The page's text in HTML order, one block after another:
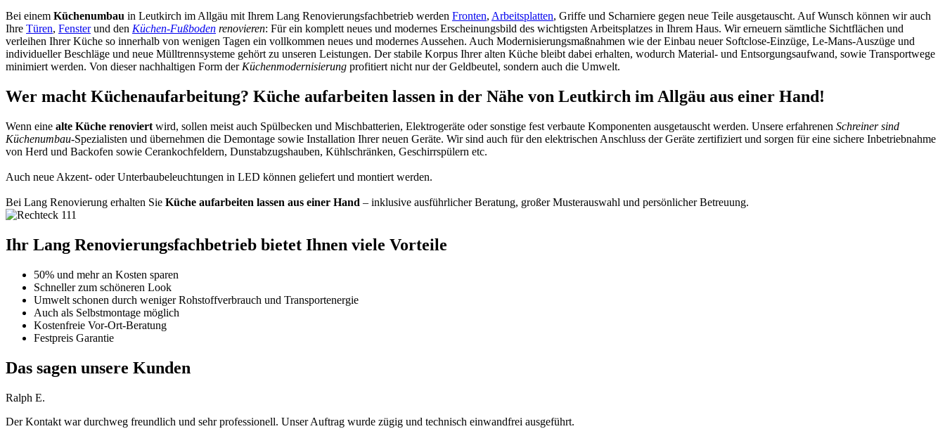
Bei einem Küchenumbau in Leutkirch im Allgäu mit Ihrem Lang Renovierungsfachbetrieb werden Fronten, Arbeitsplatten, Griffe und Scharniere gegen neue Teile ausgetauscht. Auf Wunsch können wir auch
Ihre Türen, Fensterund den Küchen-Fußboden renovieren: Für ein komplett neues und modernes Erscheinungsbild des wichtigsten Arbeitsplatzes in Ihrem Haus. Wir erneuern sämtliche Sichtflächen und
verleihen Ihrer Küche so innerhalb von wenigen Tagen ein vollkommen neues und modernes Aussehen. Auch Modernisierungsmaßnahmen wie der Einbau neuer Softclose-Einzüge, Le-Mans-Auszüge und
individueller Beschläge und neue Mülltrennsysteme gehört zu unseren Leistungen. Der stabile Korpus Ihrer alten Küche bleibt dabei erhalten, wodurch Material- und Entsorgungsaufwand, sowie Transportwege
minimiert werden. Von dieser nachhaltigen Form der Küchenmodernisierung profitiert nicht nur der Geldbeutel, sondern auch die Umwelt.
Wer macht Küchenaufarbeitung? Küche aufarbeiten lassen in der Nähe von Leutkirch im Allgäu aus einer Hand!
Wenn eine alte Küche renoviert wird, sollen meist auch Spülbecken und Mischbatterien, Elektrogeräte oder sonstige fest verbaute Komponenten ausgetauscht werden. Unsere erfahrenen Schreiner sind
Küchenumbau-Spezialisten und übernehmen die Demontage sowie Installation Ihrer neuen Geräte. Wir sind auch für den elektrischen Anschluss der Geräte zertifiziert und sorgen für eine sichere Inbetriebnahme
von Herd und Backofen sowie Cerankochfeldern, Dunstabzugshauben, Kühlschränken, Geschirrspülern etc.
Auch neue Akzent- oder Unterbaubeleuchtungen in LED können geliefert und montiert werden.
Bei Lang Renovierung erhalten Sie Küche aufarbeiten lassen aus einer Hand – inklusive ausführlicher Beratung, großer Musterauswahl und persönlicher Betreuung.
Ihr Lang Renovierungsfachbetrieb bietet Ihnen viele Vorteile
50% und mehr an Kosten sparen
Schneller zum schöneren Look
Umwelt schonen durch weniger Rohstoffverbrauch und Transportenergie
Auch als Selbstmontage möglich
Kostenfreie Vor-Ort-Beratung
Festpreis Garantie
Das sagen unsere Kunden
Ralph E.
Der Kontakt war durchweg freundlich und sehr professionell. Unser Auftrag wurde zügig und technisch einwandfrei ausgeführt.